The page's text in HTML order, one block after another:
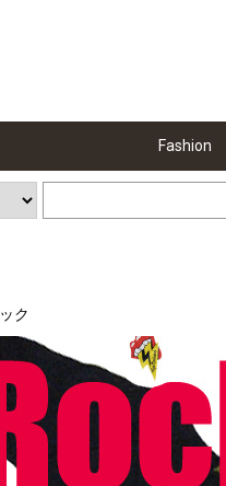
Fashion
ク